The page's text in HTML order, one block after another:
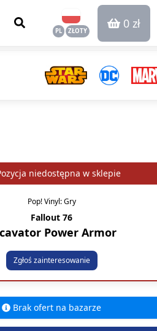
PL ZŁOTY
0 zł
niedostępna w sklepie
Pop! Vinyl: Gry
Fallout 76
Power Armor
Zgłoś zainteresowanie
Brak ofert na bazarze